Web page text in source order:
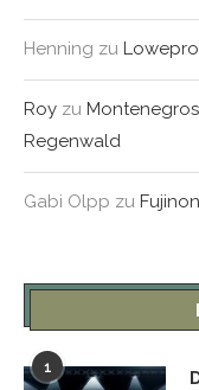
Henning zu
Roy zu
Regenwald
Gabi Olpp zu
1